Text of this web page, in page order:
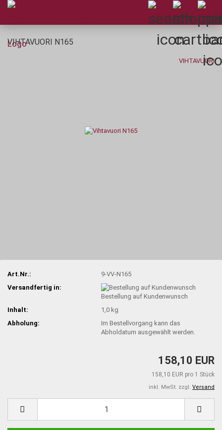
VIHTAVUORI N165
VIHTAVUORI
Art.Nr.:
9-VV-N165
Versandfertig in:
Bestellung auf Kundenwunsch
Inhalt:
1,0 kg
Abholung:
Im Bestellvorgang kann das
Abholdatum ausgewählt werden.
158,10 EUR
158,10 EUR pro 1 Stück
inkl. MwSt. zzgl. Versand